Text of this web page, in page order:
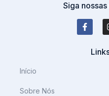
Siga
Início
Sobre Nós